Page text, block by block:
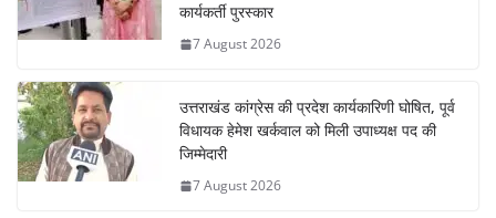
कार्यकर्ती पुरस्कार
7 August 2026
उत्तराखंड कांग्रेस की प्रदेश कार्यकारिणी घोषित, पूर्व
विधायक हेमेश खर्कवाल को मिली उपाध्यक्ष पद की
जिम्मेदारी
7 August 2026